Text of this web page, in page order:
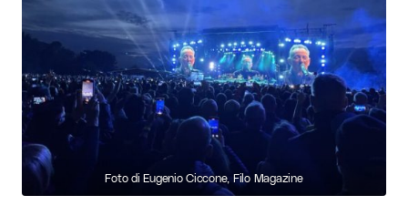
Foto di Eugenio Ciccone, Filo Magazine